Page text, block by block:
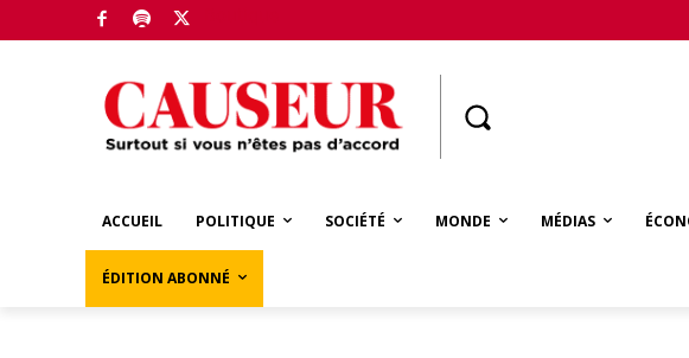
ACCUEIL POLITIQUE SOCIÉTÉ MONDE MÉDIAS
ÉDITION ABONNÉ